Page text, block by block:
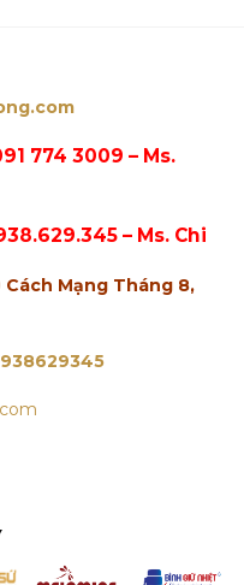
774 3009 – Ms.
– Ms. Chi
Cách Mạng Tháng 8,